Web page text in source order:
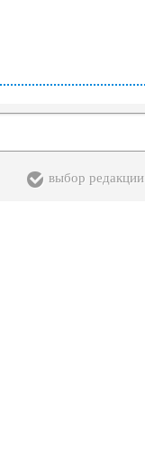
выбор редакции